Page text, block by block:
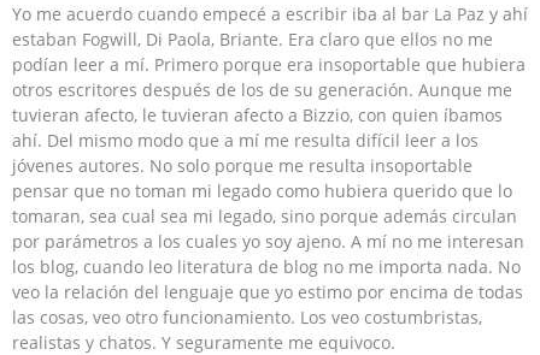
Yo me acuerdo cuando empecé a escribir iba al bar La Paz y ahí
estaban Fogwill, Di Paola, Briante. Era claro que ellos no me
podían leer a mí. Primero porque era insoportable que hubiera
otros escritores después de los de su generación. Aunque me
tuvieran afecto, le tuvieran afecto a Bizzio, con quien íbamos
ahí. Del mismo modo que a mí me resulta difícil leer a los
jóvenes autores. No solo porque me resulta insoportable
pensar que no toman mi legado como hubiera querido que lo
tomaran, sea cual sea mi legado, sino porque además circulan
por parámetros a los cuales yo soy ajeno. A mí no me interesan
los blog, cuando leo literatura de blog no me importa nada. No
veo la relación del lenguaje que yo estimo por encima de todas
las cosas, veo otro funcionamiento. Los veo costumbristas,
realistas y chatos. Y seguramente me equivoco.